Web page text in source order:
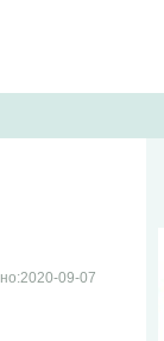
09-07